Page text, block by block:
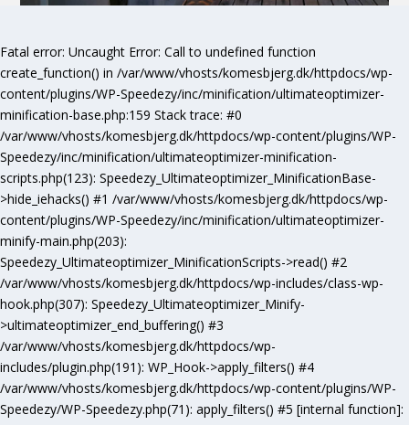
Fatal error: Uncaught Error: Call to undefined function
create_function() in /var/www/vhosts/komesbjerg.dk/httpdocs/wp-
content/plugins/WP-Speedezy/inc/minification/ultimateoptimizer-
minification-base.php:159 Stack trace: #0
/var/www/vhosts/komesbjerg.dk/httpdocs/wp-content/plugins/WP-
Speedezy/inc/minification/ultimateoptimizer-minification-
scripts.php(123): Speedezy_Ultimateoptimizer_MinificationBase-
>hide_iehacks() #1 /var/www/vhosts/komesbjerg.dk/httpdocs/wp-
content/plugins/WP-Speedezy/inc/minification/ultimateoptimizer-
minify-main.php(203):
Speedezy_Ultimateoptimizer_MinificationScripts->read() #2
/var/www/vhosts/komesbjerg.dk/httpdocs/wp-includes/class-wp-
hook.php(307): Speedezy_Ultimateoptimizer_Minify-
>ultimateoptimizer_end_buffering() #3
/var/www/vhosts/komesbjerg.dk/httpdocs/wp-
includes/plugin.php(191): WP_Hook->apply_filters() #4
/var/www/vhosts/komesbjerg.dk/httpdocs/wp-content/plugins/WP-
Speedezy/WP-Speedezy.php(71): apply_filters() #5 [internal function]: